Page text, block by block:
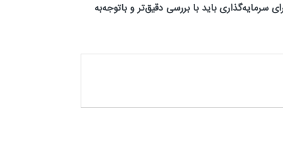
باید با بررسی دقیق‌تر و باتوجه‌به